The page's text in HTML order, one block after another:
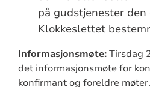
på gudstjenester den
Klokkeslettet
Informasjonsmøte:Tirsdag
det informasjonsmøte for
konfirmant og foreldre møter.